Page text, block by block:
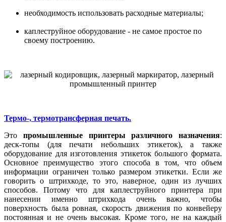
необходимость использовать расходные материалы;
каплеструйное оборудование - не самое простое по
своему построению.
Термо-, термотрансферная печать.
Это промышленные принтеры различного назначения:
деск-топы (для печати небольших этикеток), а также
оборудование для изготовления этикеток большого формата.
Основное преимущество этого способа в том, что объем
информации ограничен только размером этикетки. Если же
говорить о штрихкоде, то это, наверное, один из лучших
способов. Потому что для каплеструйного принтера при
нанесении именно штрихкода очень важно, чтобы
поверхность была ровная, скорость движения по конвейеру
постоянная и не очень высокая. Кроме того, не на каждый